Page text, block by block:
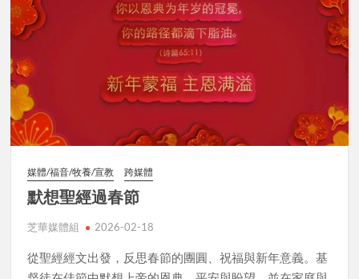
媒體/福音/牧養/宣教 跨媒體
默想聖經過春節
芝華媒體組 2026-02-18
從聖經經文出發，反思春節的團圓、祝福與新年意義。基